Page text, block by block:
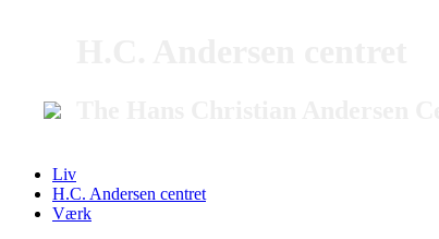
Liv
H.C. Andersen centret
Værk